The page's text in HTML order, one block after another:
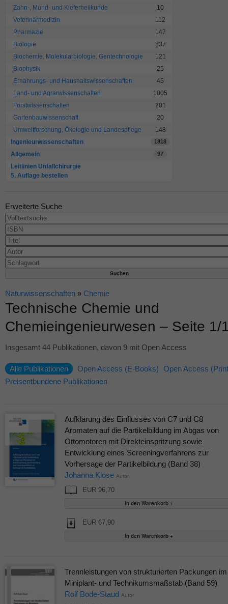
Zahn-, Mund- und Kieferheilkunde
10
Veterinärmedizin
112
Pharmazie
147
Biologie
837
Biochemie, Molekularbiologie, Gentechnologie
121
Biophysik
25
Ernährungs- und Haushaltswissenschaften
45
Land- und Agrarwissenschaften
1005
Forstwissenschaften
201
Gartenbauwissenschaft
20
Umweltforschung, Ökologie und Landespflege
148
Ingenieurwissenschaften
1818
Allgemein 97
Leitlinien Unfallchirurgie
5. Auflage bestellen
Erweiterte Suche
Naturwissenschaften » Chemie
Technische Chemie und
Chemieingenieurwesen – Seite 1/
Insgesamt 44 Publikationen, davon 9 mit Open Access
Alle Publikationen Open Access (E-Books)
Open Access
Preisentbundene Publikationen
Aufklärung des Einflusses von C7 und C8
Aromaten auf die Partikelbildung im Abgas von
Ottomotoren mit Direkteinspritzung sowie
Entwicklung eines Screeningverfahrens zur
Vorhersage der Partikelbildung (Band 38)
Johanna Klose Autor
EUR 96,70
EUR 67,90
Trennleistungen von strukturierten Packungen im
Miniplant- und Technikumsmaßstab (Band 59)
Rolf Bode-Staud Autor